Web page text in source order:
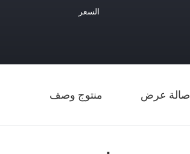
السعر
صالة عرض منتوج وصف